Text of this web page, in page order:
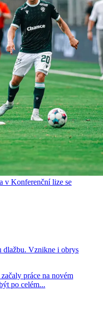
v Konferenční lize se
dlažbu. Vznikne i obrys
práce na novém
po celém...